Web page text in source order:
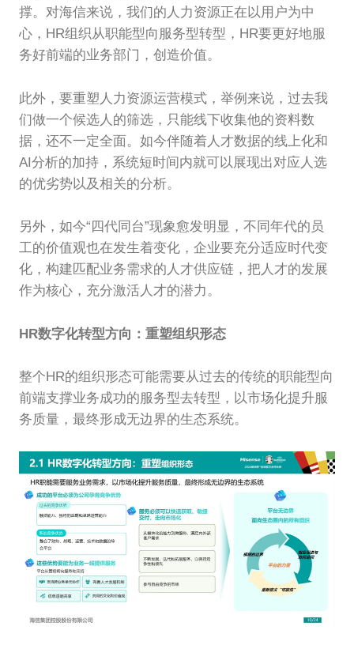
撑。对海信来说，我们的人力资源正在以用户为中
心，HR组织从职能型向服务型转型，HR要更好地服
务好前端的业务部门，创造价值。
此外，要重塑人力资源运营模式，举例来说，过去我
们做一个候选人的筛选，只能线下收集他的资料数
据，还不一定全面。如今伴随着人才数据的线上化和
AI分析的加持，系统短时间内就可以展现出对应人选
的优劣势以及相关的分析。
另外，如今“四代同台”现象愈发明显，不同年代的员
工的价值观也在发生着变化，企业要充分适应时代变
化，构建匹配业务需求的人才供应链，把人才的发展
作为核心，充分激活人才的潜力。
HR数字化转型方向：重塑组织形态
整个HR的组织形态可能需要从过去的传统的职能型向
前端支撑业务成功的服务型去转型，以市场化提升服
务质量，最终形成无边界的生态系统。